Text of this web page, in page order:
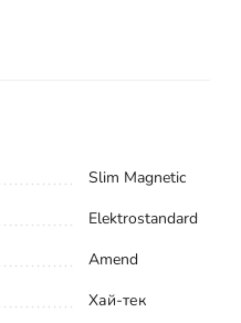
Slim Magnetic
Elektrostandard
Amend
Хай-тек